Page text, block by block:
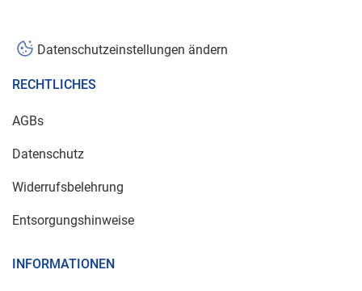
Datenschutzeinstellungen ändern
RECHTLICHES
AGBs
Datenschutz
Widerrufsbelehrung
Entsorgungshinweise
INFORMATIONEN